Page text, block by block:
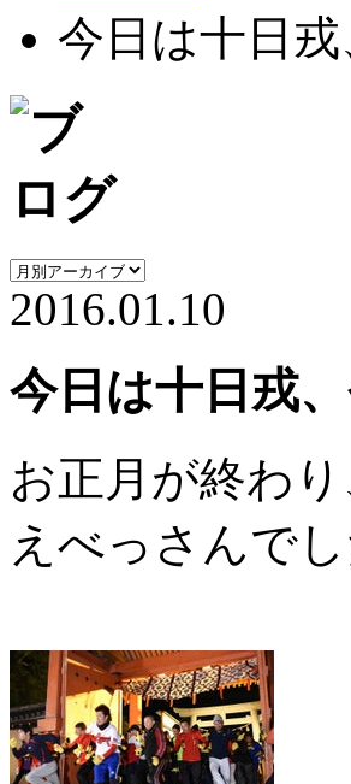
今日は十日
2016.01.10
今日は十日戎
お正月が終わ
えべっさんでし